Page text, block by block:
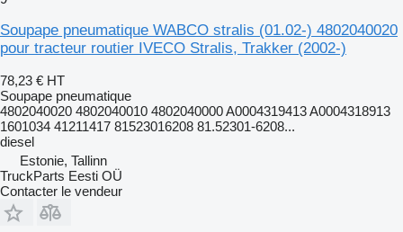
Soupape pneumatique WABCO stralis (01.02-) 4802040020
pour tracteur routier IVECO Stralis, Trakker (2002-)
78,23 € HT
Soupape pneumatique
4802040020 4802040010 4802040000 A0004319413 A0004318913
1601034 41211417 81523016208 81.52301-6208...
diesel
Estonie, Tallinn
TruckParts Eesti OÜ
Contacter le vendeur